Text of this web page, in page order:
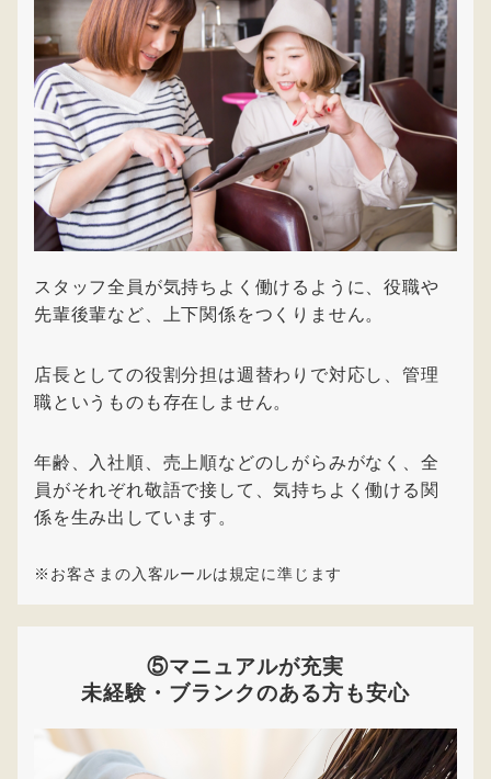
スタッフ全員が気持ちよく働けるように、役職や
先輩後輩など、上下関係をつくりません。
店長としての役割分担は週替わりで対応し、管理
職というものも存在しません。
年齢、入社順、売上順などのしがらみがなく、全
員がそれぞれ敬語で接して、気持ちよく働ける関
係を生み出しています。
※お客さまの入客ルールは規定に準じます
⑤マニュアルが充実
未経験・ブランクのある方も安心